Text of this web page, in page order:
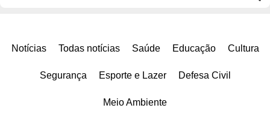
Notícias Todas notícias Saúde Educação Cultura
Segurança Esporte e Lazer Defesa Civil
Meio Ambiente